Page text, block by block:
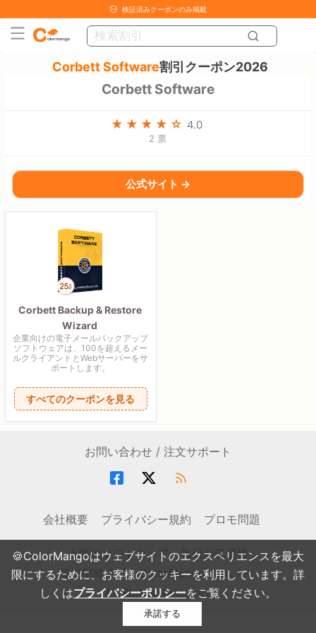
🍪ColorMangoはウェブサイトのエクスペリエンスを最大
限にするために、お客様のクッキーを利用しています。詳
しくはプライバシーポリシーをご覧ください。
承諾する
検証済みクーポンのみ掲載
Corbett Software割引クーポン2026
Corbett Software
4.0
2 票
公式サイト →
Corbett Backup & Restore
Wizard
企業向けの電子メールバックアップ
ソフトウェアは、100を超えるメー
ルクライアントとWebサーバーをサ
ポートします。
すべてのクーポンを見る
お問い合わせ / 注文サポート
会社概要 プライバシー規約 プロモ問題
人気のソフトウェア・毎日が低価格
© 2006-2026 ColorMango.com, Inc.
All Rights Reserved.